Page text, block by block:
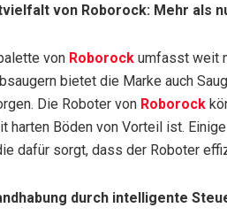
von Roborock: Mehr als
von Roborock umfasst weit
bietet die Marke auch
Die Roboter von Roborock
harten Böden von Vorteil ist.
dafür sorgt, dass der Roboter
durch intelligente